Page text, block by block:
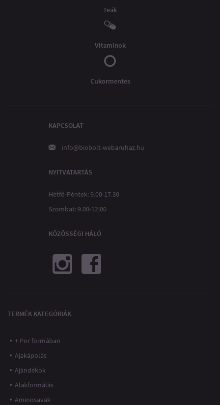
Teák
Vitaminok
Cukormentes
KAPCSOLAT
info@biobolt-webaruhaz.hu
NYITVATARTÁS
Hétfő-Péntek: 9.00-17.30
Szombat: 9.00-12.00
KÖZÖSSÉGI HÁLÓ
TERMÉK KATEGÓRIÁK
+ Por formában
Ajakápolás
Ajándékok
Alakformálás
Aminosavak